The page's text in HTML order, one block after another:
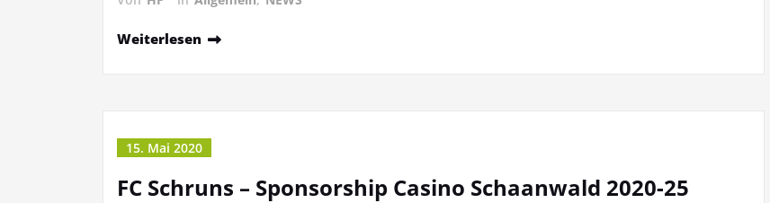
Weiterlesen
15. Mai 2020
FC Schruns – Sponsorship Casino Schaanwald 2020-25